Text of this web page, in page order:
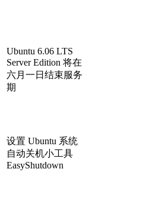
Ubuntu 6.06 LTS
Server Edition 将在
六月一日结束服务
期
设置 Ubuntu 系统
自动关机小工具
EasyShutdown